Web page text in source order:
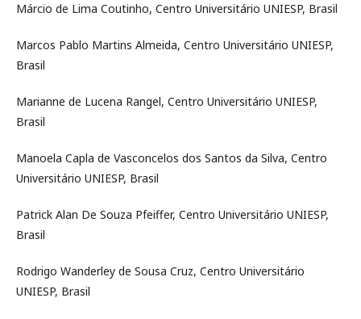
Márcio de Lima Coutinho, Centro Universitário UNIESP, Brasil
Marcos Pablo Martins Almeida, Centro Universitário UNIESP,
Brasil
Marianne de Lucena Rangel, Centro Universitário UNIESP,
Brasil
Manoela Capla de Vasconcelos dos Santos da Silva, Centro
Universitário UNIESP, Brasil
Patrick Alan De Souza Pfeiffer, Centro Universitário UNIESP,
Brasil
Rodrigo Wanderley de Sousa Cruz, Centro Universitário
UNIESP, Brasil